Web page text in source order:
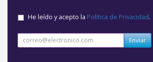
He leído y acepto la Política de Privacidad.
Enviar